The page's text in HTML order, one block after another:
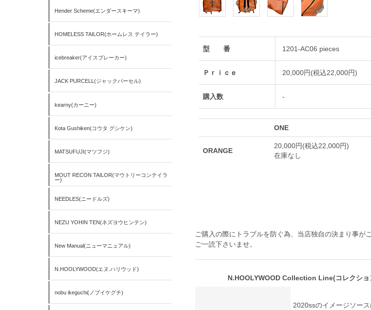
型 番 1201-AC06 pieces
Ｐｒｉｃｅ 20,000円(税込22,000円)
購入数 -
ONE
ORANGE
20,000円(税込22,000円)
在庫なし
ご購入の際にトラブルを防ぐ為、当店独自の決まり事が
ご一読下さいませ。
N.HOOLYWOOD Collection Line(コレクシ
2020ssのイメージソー
Hender Scheme(エンダースキーマ)
HOMELESS TAILOR(ホームレス テイラー)
icebreaker(アイスブレーカー)
JACK PURCELL(ジャックパーセル)
kearny(カーニー)
Kota Gushiken(コウタ グシケン)
MATSUFUJI(マツフジ)
MOUT RECON TAILOR(マウトリーコンテイラ
ー)
NEEDLES(ニードルズ)
NEZU YOHIN TEN(ネズヨウヒンテン)
New Manual(ニューマニュアル)
N.HOOLYWOOD(エヌ.ハリウッド)
nobu ikeguchi(ノブイケグチ)